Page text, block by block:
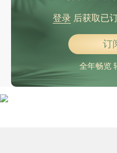
登录后获取已
订
全年畅览